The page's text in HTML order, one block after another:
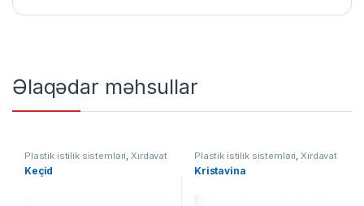
Əlaqədar məhsullar
Plastik istilik sistemləri,Xırdavat
Keçid
Plastik istilik sistemləri,Xırdavat
Kristavina